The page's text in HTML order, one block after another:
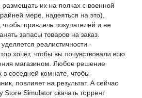
размещать их на полках с военной
мере, надеяться на это),
чтобы привлечь покупателей и не
запасы товаров на заказ.
реалистичности -
хочет, чтобы вы почувствовали всю
магазином. Любое решение
в соседней комнате, чтобы
повлияет на результат. А сейчас
Simulator скачать торрент